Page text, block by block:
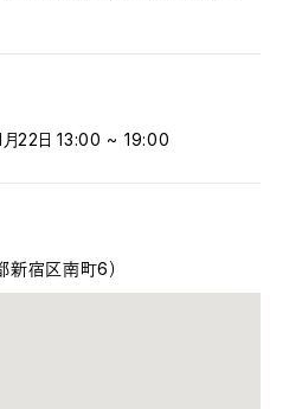
22日 13:00 ~ 19:00
宿区南町6）